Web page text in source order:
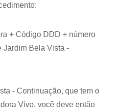
+ Código DDD + número
Jardim Bela Vista -
- Continuação, que tem o
Vivo, você deve então